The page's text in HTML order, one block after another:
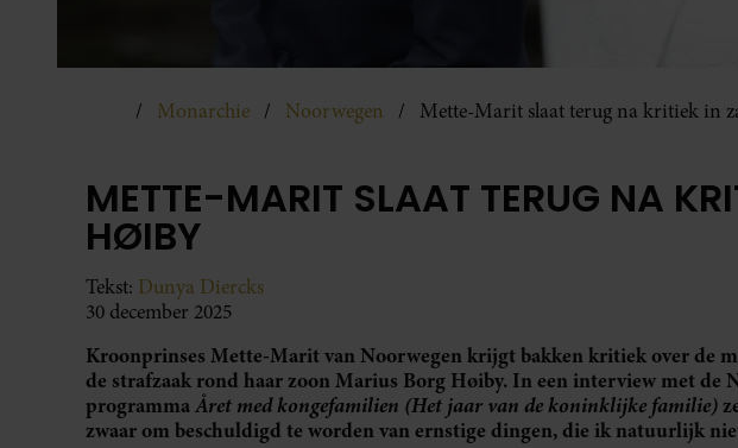
Monarchie Noorwegen Mette-Marit slaat terug na kritiek in
METTE-MARIT SLAAT TERUG NA
HØIBY
Tekst: Dunya Diercks
30 december 2025
Kroonprinses Mette-Marit van Noorwegen krijgt bakken kritiek over de
de strafzaak rond haar zoon Marius Borg Høiby. In een interview met de
programmaÅret med kongefamilien (Het jaar van de koninklijke familie)
zwaar om beschuldigd te worden van ernstige dingen, die ik natuurlijk